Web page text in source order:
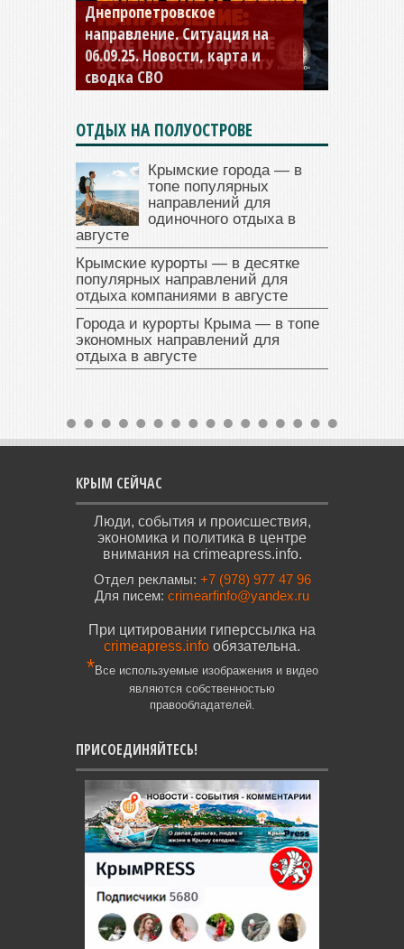
Константиновское
направление. Ситуация на
04.09.25 Новости, карта и
сводка СВО
ОТДЫХ НА ПОЛУОСТРОВЕ
Крымские города — в
топе популярных
направлений для
одиночного отдыха в
августе
Крымские курорты — в десятке
популярных направлений для
отдыха компаниями в августе
Города и курорты Крыма — в топе
экономных направлений для
отдыха в августе
КРЫМ СЕЙЧАС
Люди, события и происшествия,
экономика и политика в центре
внимания на crimeapress.info.
Отдел рекламы: +7 (978) 977 47 96
Для писем: crimearfinfo@yandex.ru
При цитировании гиперссылка на
crimeapress.info обязательна.
*Все используемые изображения и видео
являются собственностью
правообладателей.
ПРИСОЕДИНЯЙТЕСЬ!